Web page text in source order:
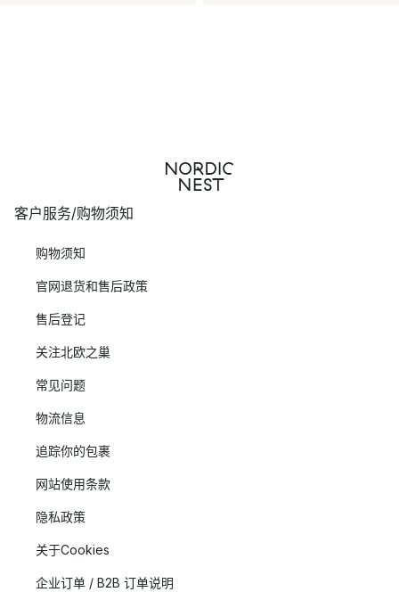
客户服务/购物须知
购物须知
官网退货和售后政策
售后登记
关注北欧之巢
常见问题
物流信息
追踪你的包裹
网站使用条款
隐私政策
关于Cookies
企业订单 / B2B 订单说明